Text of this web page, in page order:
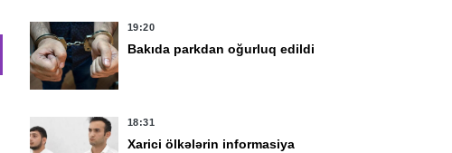
19:20
Bakıda parkdan oğurluq edildi
18:31
Xarici ölkələrin informasiya